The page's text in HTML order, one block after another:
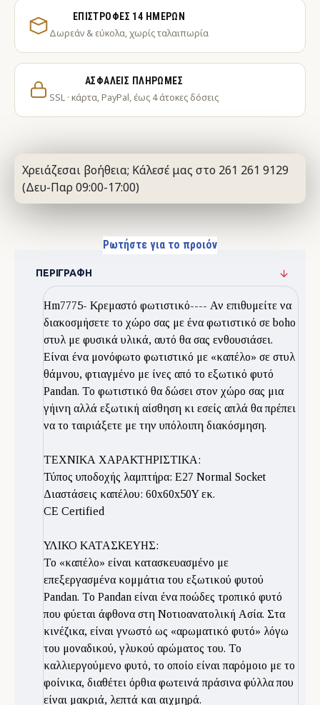
ΕΠΙΣΤΡΟΦΈΣ 14 ΗΜΕΡΏΝ
Δωρεάν & εύκολα, χωρίς ταλαιπωρία
ΑΣΦΑΛΕΊΣ ΠΛΗΡΩΜΈΣ
SSL · κάρτα, PayPal, έως 4 άτοκες δόσεις
Χρειάζεσαι βοήθεια; Κάλεσέ μας στο 261 261 9129
(Δευ-Παρ 09:00-17:00)
Ρωτήστε για το προιόν
ΠΕΡΙΓΡΑΦΉ
Hm7775- Kρεμαστό φωτιστικό---- Αν επιθυμείτε να
διακοσμήσετε το χώρο σας με ένα φωτιστικό σε boho
στυλ με φυσικά υλικά, αυτό θα σας ενθουσιάσει.
Είναι ένα μονόφωτο φωτιστικό με «καπέλο» σε στυλ
θάμνου, φτιαγμένο με ίνες από το εξωτικό φυτό
Pandan. Το φωτιστικό θα δώσει στον χώρο σας μια
γήινη αλλά εξωτική αίσθηση κι εσείς απλά θα πρέπει
να το ταιριάξετε με την υπόλοιπη διακόσμηση.
ΤΕΧΝΙΚΑ ΧΑΡΑΚΤΗΡΙΣΤΙΚΑ:
Τύπος υποδοχής λαμπτήρα: Ε27 Normal Socket
Διαστάσεις καπέλου: 60x60x50Y εκ.
CE Certified
ΥΛΙΚΟ ΚΑΤΑΣΚΕΥΗΣ:
Το «καπέλο» είναι κατασκευασμένο με
επεξεργασμένα κομμάτια του εξωτικού φυτού
Pandan. Το Pandan είναι ένα ποώδες τροπικό φυτό
που φύεται άφθονα στη Νοτιοανατολική Ασία. Στα
κινέζικα, είναι γνωστό ως «αρωματικό φυτό» λόγω
του μοναδικού, γλυκού αρώματος του. Το
καλλιεργούμενο φυτό, το οποίο είναι παρόμοιο με το
φοίνικα, διαθέτει όρθια φωτεινά πράσινα φύλλα που
είναι μακριά, λεπτά και αιχμηρά.